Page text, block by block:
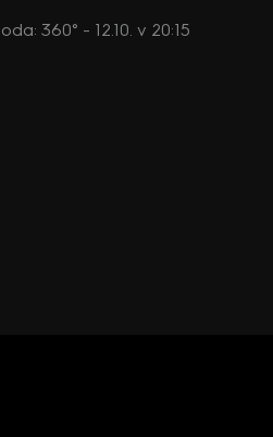
360° - 12.10. v 20:15